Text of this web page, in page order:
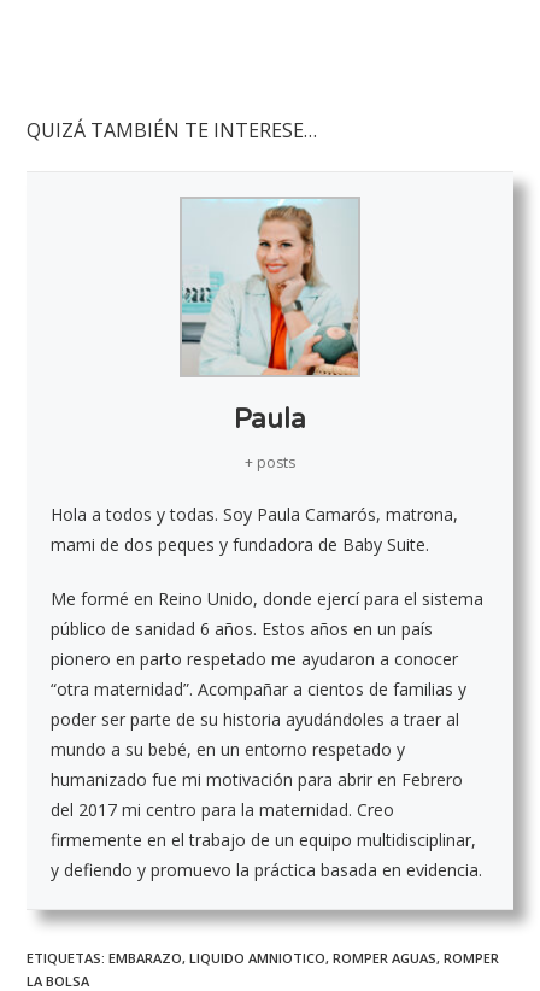
QUIZÁ TAMBIÉN TE INTERESE…
Paula
+ posts
Hola a todos y todas. Soy Paula Camarós, matrona,
mami de dos peques y fundadora de Baby Suite.
Me formé en Reino Unido, donde ejercí para el sistema
público de sanidad 6 años. Estos años en un país
pionero en parto respetado me ayudaron a conocer
“otra maternidad”. Acompañar a cientos de familias y
poder ser parte de su historia ayudándoles a traer al
mundo a su bebé, en un entorno respetado y
humanizado fue mi motivación para abrir en Febrero
del 2017 mi centro para la maternidad. Creo
firmemente en el trabajo de un equipo multidisciplinar,
y defiendo y promuevo la práctica basada en evidencia.
ETIQUETAS:EMBARAZO, LIQUIDO AMNIOTICO, ROMPER AGUAS, ROMPER
LA BOLSA